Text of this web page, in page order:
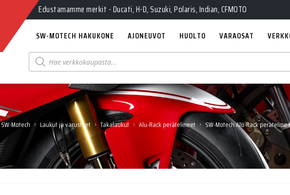
Edustamamme merkit - Ducati, H-D, Suzuki, Polaris, Indian, CFMOTO
SW-MOTECH HAKUKONE AJONEUVOT HUOLTO VARAOSAT
Products
search
SW-Motech › Laukut ja varusteet › Takalaukut › Alu-Rack perätelineet › SW-Motech Alu-Rack peräteline